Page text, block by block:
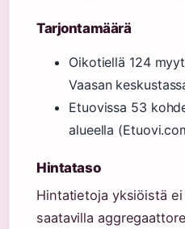
Tarjontamäärä
Oikotiellä 124
Vaasan
Etuovissa 53
alueella
Hintataso
Hintatietoja yksiöistä
saatavilla